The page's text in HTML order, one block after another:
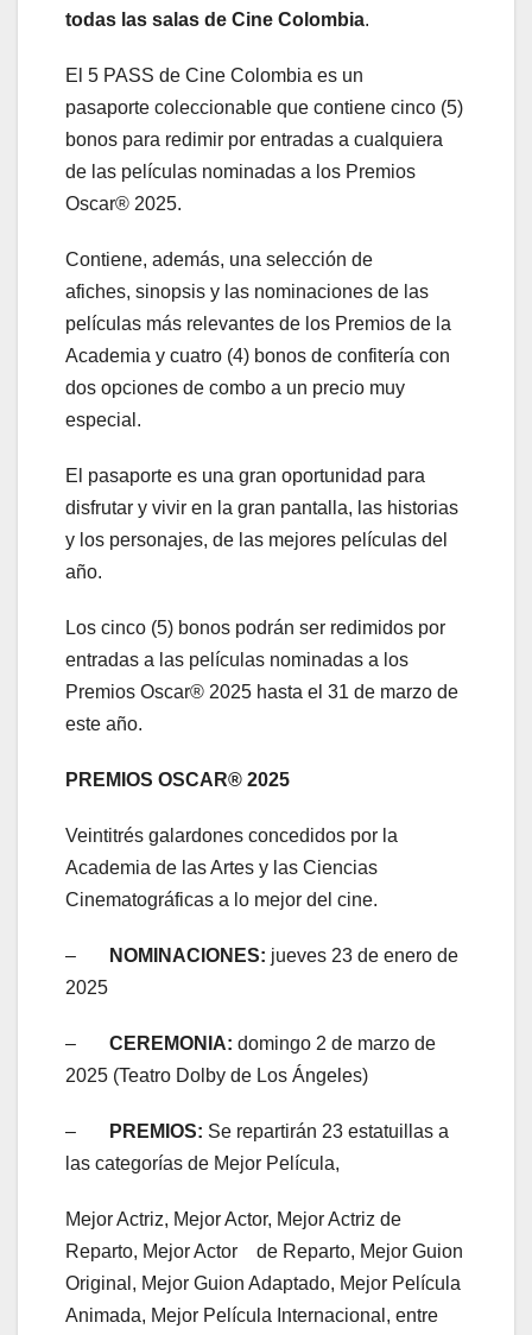
todas las salas de Cine Colombia.
El 5 PASS de Cine Colombia es un
pasaporte coleccionable que contiene cinco (5)
bonos para redimir por entradas a cualquiera
de las películas nominadas a los Premios
Oscar® 2025.
Contiene, además, una selección de
afiches, sinopsis y las nominaciones de las
películas más relevantes de los Premios de la
Academia y cuatro (4) bonos de confitería con
dos opciones de combo a un precio muy
especial.
El pasaporte es una gran oportunidad para
disfrutar y vivir en la gran pantalla, las historias
y los personajes, de las mejores películas del
año.
Los cinco (5) bonos podrán ser redimidos por
entradas a las películas nominadas a los
Premios Oscar® 2025 hasta el 31 de marzo de
este año.
PREMIOS OSCAR® 2025
Veintitrés galardones concedidos por la
Academia de las Artes y las Ciencias
Cinematográficas a lo mejor del cine.
– NOMINACIONES: jueves 23 de enero de
2025
– CEREMONIA: domingo 2 de marzo de
2025 (Teatro Dolby de Los Ángeles)
– PREMIOS: Se repartirán 23 estatuillas a
las categorías de Mejor Película,
Mejor Actriz, Mejor Actor, Mejor Actriz de
Reparto, Mejor Actor de Reparto, Mejor Guion
Original, Mejor Guion Adaptado, Mejor Película
Animada, Mejor Película Internacional, entre